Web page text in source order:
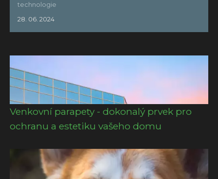
technologie
28. 06. 2024
Venkovní parapety - dokonalý prvek pro
ochranu a estetiku vašeho domu